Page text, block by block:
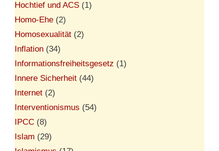
Hochtief und ACS (1)
Homo-Ehe (2)
Homosexualität (2)
Inflation (34)
Informationsfreiheitsgesetz (1)
Innere Sicherheit (44)
Internet (2)
Interventionismus (54)
IPCC (8)
Islam (29)